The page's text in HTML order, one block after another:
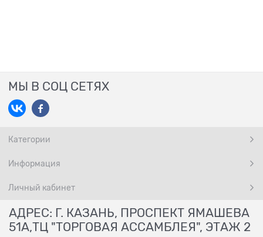
МЫ В СОЦ СЕТЯХ
Категории
Информация
Личный кабинет
АДРЕС: Г. КАЗАНЬ, ПРОСПЕКТ ЯМАШЕВА
51А,ТЦ "ТОРГОВАЯ АССАМБЛЕЯ", ЭТАЖ 2